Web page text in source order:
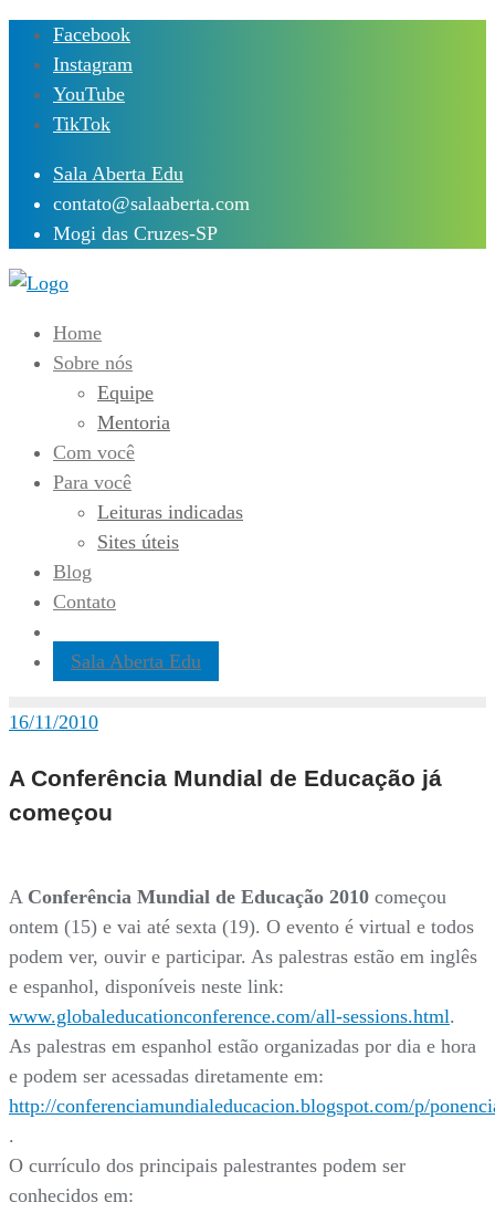
Skip
content
Facebook
Instagram
YouTube
TikTok
Sala Aberta Edu
contato@salaaberta.com
Mogi das Cruzes-SP
Home
Sobre nós
Equipe
Mentoria
Com você
Para você
Leituras indicadas
Sites úteis
Blog
Contato
Sala Aberta Edu
16/11/2010
A Conferência Mundial de Educação já
começou
A Conferência Mundial de Educação 2010 começou
ontem (15) e vai até sexta (19). O evento é virtual e todos
podem ver, ouvir e participar. As palestras estão em inglês
e espanhol, disponíveis neste link:
www.globaleducationconference.com/all-sessions.html.
As palestras em espanhol estão organizadas por dia e hora
e podem ser acessadas diretamente em:
http://conferenciamundialeducacion.blogspot.com/p/
.
O currículo dos principais palestrantes podem ser
conhecidos em: